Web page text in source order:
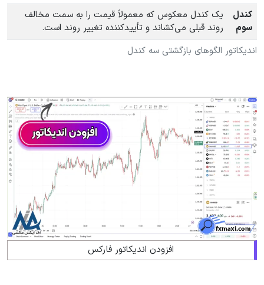
اندیکاتور الگوهای بازگشتی سه کندل
کندل
سوم
یک کندل معکوس که معمولاً قیمت را به سمت مخالف
روند قبلی می‌کشاند و تأییدکننده تغییر روند است.
افزودن اندیکاتور فارکس